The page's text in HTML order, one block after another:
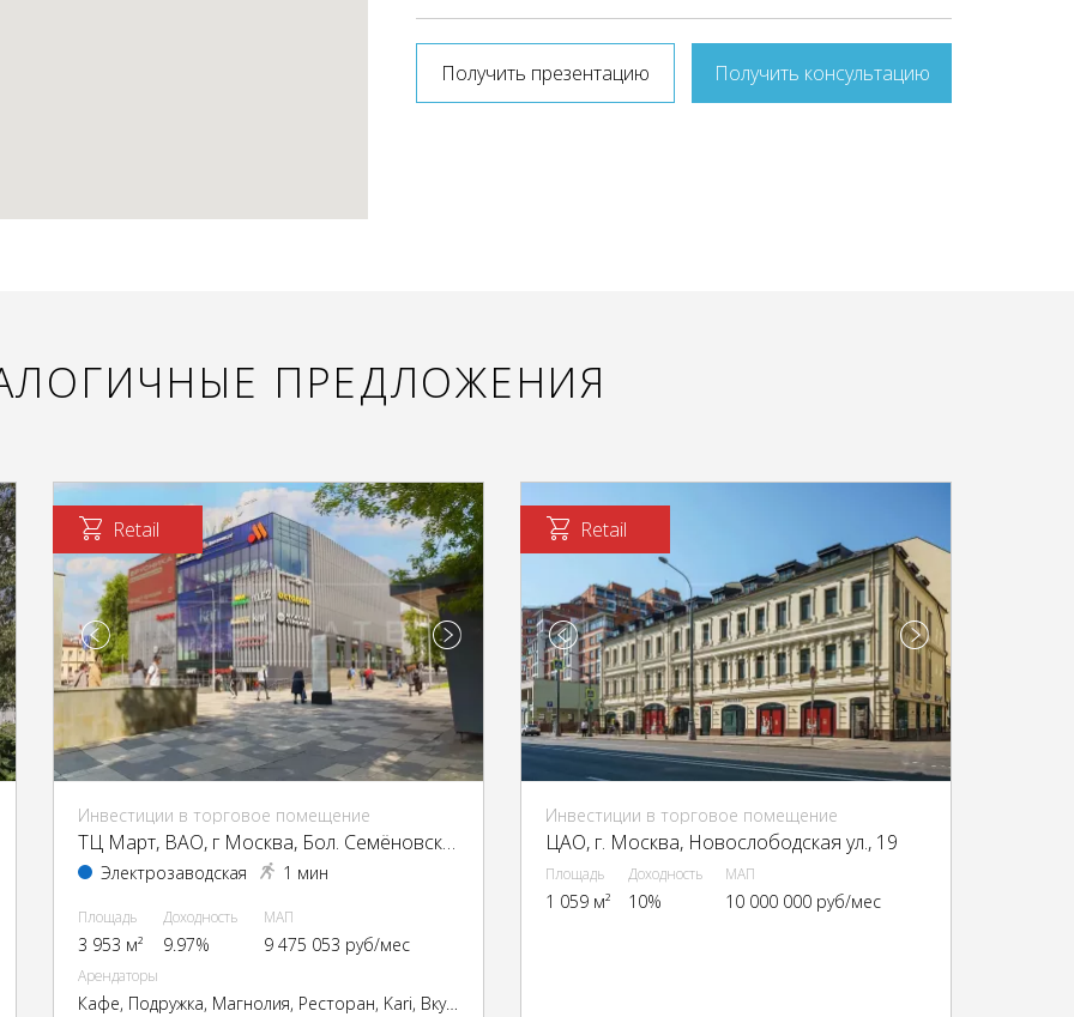
Получить презентацию Получить консультацию
ПРЕДЛОЖЕНИЯ
Retail
Инвестиции в торговое помещение
ТЦ Март, ВАО, г Москва, Бол. Семёновская ул., 17А
Электрозаводская 1 мин
Площадь
3 953 м²
Доходность
9.97%
МАП
9 475 053 руб/мес
Арендаторы
Кафе, Подружка, Магнолия, Ресторан, Kari, Вкусно и точка, Столото,
Retail
Инвестиции в торговое помещение
ЦАО, г. Москва, Новослободская ул., 19
Площадь
1 059 м²
Доходность
10%
МАП
10 000 000 руб/мес